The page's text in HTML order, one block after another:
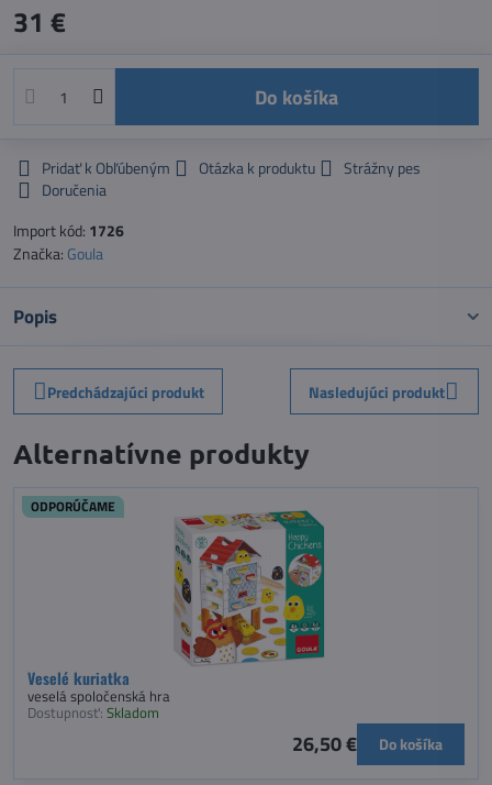
31 €
Do košíka
Pridať k Obľúbeným Otázka k produktu
Strážny pes
Doručenia
Import kód: 1726
Značka: Goula
Popis
Predchádzajúci produkt Nasledujúci produkt
Alternatívne produkty
Veselé kuriatka
ODPORÚČAME
veselá spoločenská hra
Dostupnosť: Skladom
26,50 € Do košíka